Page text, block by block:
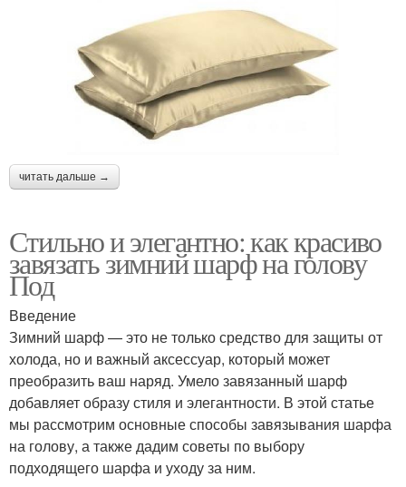
читать дальше →
Стильно и элегантно: как красиво
завязать зимний шарф на голову
Под
Введение
Зимний шарф — это не только средство для защиты от
холода, но и важный аксессуар, который может
преобразить ваш наряд. Умело завязанный шарф
добавляет образу стиля и элегантности. В этой статье
мы рассмотрим основные способы завязывания шарфа
на голову, а также дадим советы по выбору
подходящего шарфа и уходу за ним.